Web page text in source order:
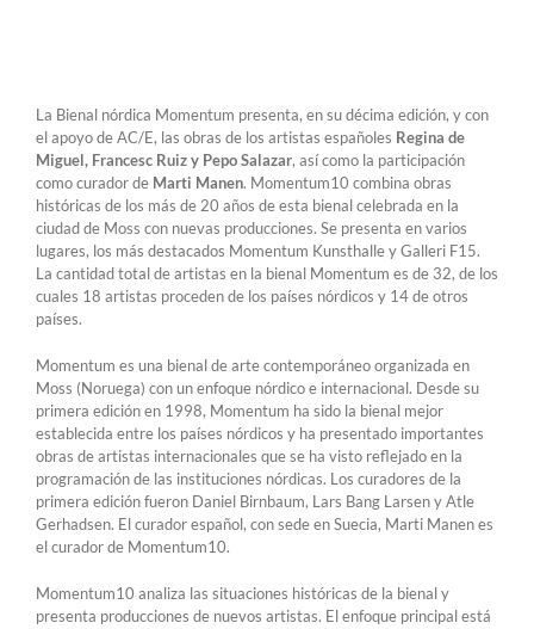
La Bienal nórdica Momentum presenta, en su décima edición, y con
el apoyo de AC/E, las obras de los artistas españoles Regina de
Miguel, Francesc Ruiz y Pepo Salazar, así como la participación
como curador de Marti Manen. Momentum10 combina obras
históricas de los más de 20 años de esta bienal celebrada en la
ciudad de Moss con nuevas producciones. Se presenta en varios
lugares, los más destacados Momentum Kunsthalle y Galleri F15.
La cantidad total de artistas en la bienal Momentum es de 32, de los
cuales 18 artistas proceden de los países nórdicos y 14 de otros
países.
Momentum es una bienal de arte contemporáneo organizada en
Moss (Noruega) con un enfoque nórdico e internacional. Desde su
primera edición en 1998, Momentum ha sido la bienal mejor
establecida entre los países nórdicos y ha presentado importantes
obras de artistas internacionales que se ha visto reflejado en la
programación de las instituciones nórdicas. Los curadores de la
primera edición fueron Daniel Birnbaum, Lars Bang Larsen y Atle
Gerhadsen. El curador español, con sede en Suecia, Marti Manen es
el curador de Momentum10.
Momentum10 analiza las situaciones históricas de la bienal y
presenta producciones de nuevos artistas. El enfoque principal está